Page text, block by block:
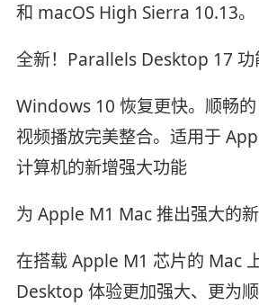
和 macOS High Sierra 10.13。
全新！Parallels Desktop 17 功
Windows 10 恢复更快。顺畅
视频播放完美整合。适用于
计算机的新增强大功能
为 Apple M1 Mac 推出强大的
在搭载 Apple M1 芯片的 Mac
Desktop 体验更加强大、更为顺